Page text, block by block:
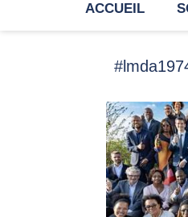
ACCUEIL